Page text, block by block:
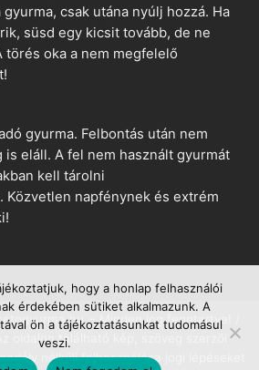
csak utána nyúlj hozzá. Ha
süsd egy kicsit tovább, de ne
törés oka a nem megfelelő
gyurma. Felbontás után nem
is eláll. A fel nem használt gyurmát
kell tárolni
Közvetlen napfénynek és extrém
− Minden jog fenntartva! /
oldalon található kép, szöveg szerzői
nélküli felhasználása jogi lépéseket
hogy a honlap felhasználói
érdekében sütiket alkalmazunk. A
ön a tájékoztatásunkat tudomásul
veszi.